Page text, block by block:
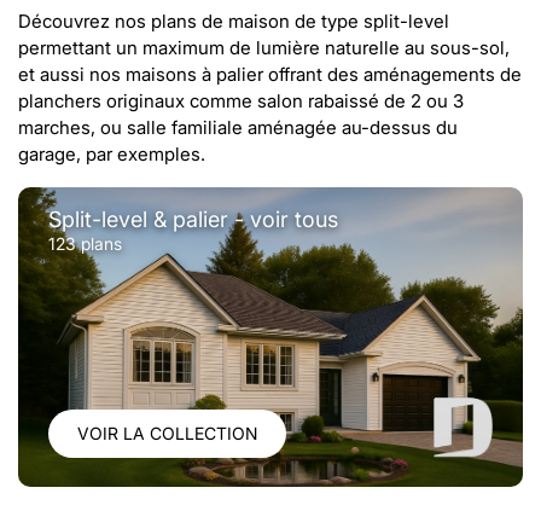
Découvrez nos plans de maison de type split-level
permettant un maximum de lumière naturelle au sous-sol,
et aussi nos maisons à palier offrant des aménagements de
planchers originaux comme salon rabaissé de 2 ou 3
marches, ou salle familiale aménagée au-dessus du
garage, par exemples.
Split-level & palier - voir tous
123 plans
VOIR LA COLLECTION